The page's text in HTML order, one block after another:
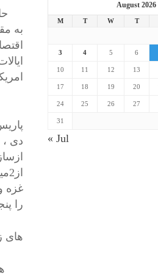
به
دی ،
غزه
را
های
August 2026
M T W T
3 4 5 6
10 11 12 13
17 18 19 20
24 25 26 27
31
« Jul